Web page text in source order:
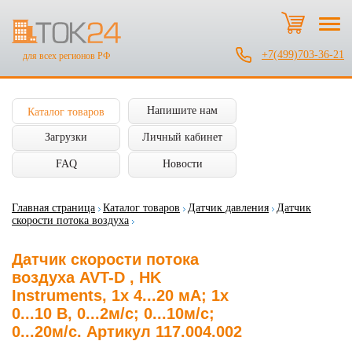
для всех регионов РФ +7(499)703-36-21
Каталог товаров Напишите нам
Загрузки Личный кабинет
FAQ Новости
Главная страница Каталог товаров Датчик давления
Датчик
скорости потока воздуха
Датчик скорости потока
воздуха AVT-D , HK
Instruments, 1x 4...20 мА; 1x
0...10 В, 0...2м/с; 0...10м/с;
0...20м/с. Артикул 117.004.002